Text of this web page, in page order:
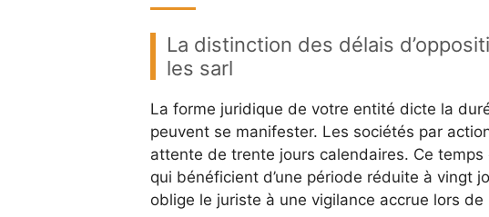
La distinction des délais
les sarl
La forme juridique de votre entité dicte la
peuvent se manifester. Les sociétés par
attente de trente jours calendaires. Ce
qui bénéficient d’une période réduite à vingt
oblige le juriste à une vigilance accrue lors